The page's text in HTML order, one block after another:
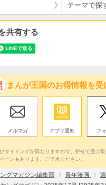
テーマで探
共有する
まんが王国のお得情報を受
メルマガ アプリ通知 フ
タイミングが異なりますので、併せて受け
ーンもあります。ご了承ください。
グマガジン編集部 青年漫画